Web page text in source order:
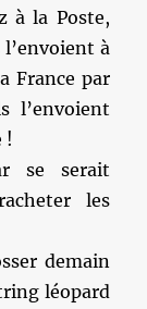
à la Poste,
à
France par
l’envoient
!
se serait
les
demain
léopard